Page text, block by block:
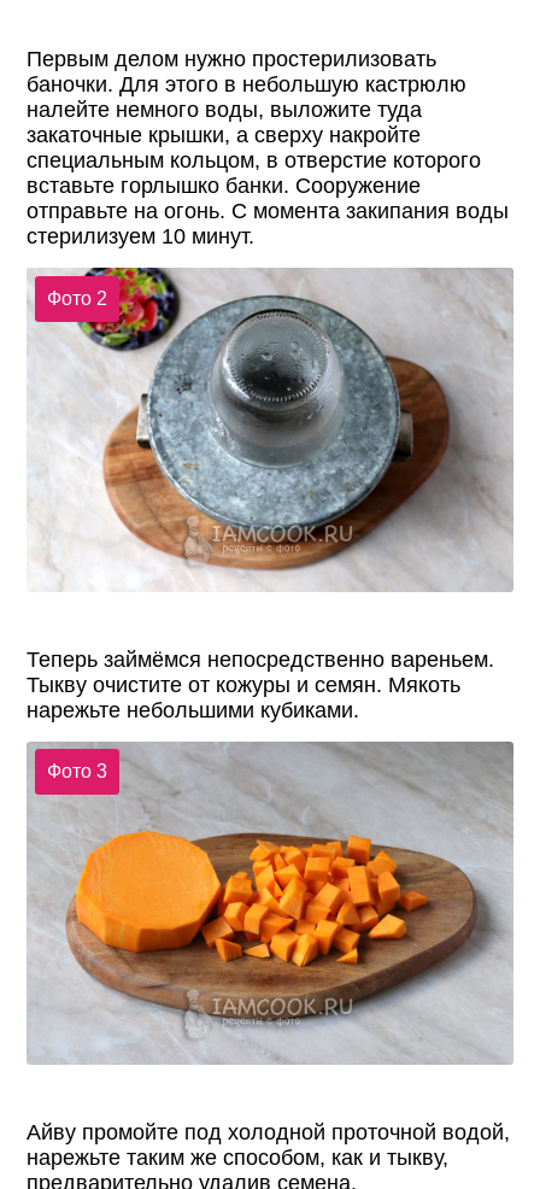
Первым делом нужно простерилизовать
баночки. Для этого в небольшую кастрюлю
налейте немного воды, выложите туда
закаточные крышки, а сверху накройте
специальным кольцом, в отверстие которого
вставьте горлышко банки. Сооружение
отправьте на огонь. С момента закипания воды
стерилизуем 10 минут.
Фото 2
Теперь займёмся непосредственно вареньем.
Тыкву очистите от кожуры и семян. Мякоть
нарежьте небольшими кубиками.
Фото 3
Айву промойте под холодной проточной водой,
нарежьте таким же способом, как и тыкву,
предварительно удалив семена.